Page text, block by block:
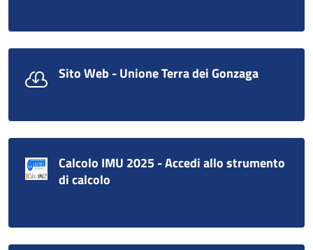
Sito Web - Unione Terra dei Gonzaga
Calcolo IMU 2025 - Accedi allo strumento
di calcolo